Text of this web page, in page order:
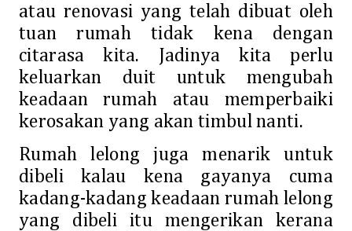
atau renovasi yang telah dibuat oleh
tuan rumah tidak kena dengan
citarasa kita. Jadinya kita perlu
keluarkan duit untuk mengubah
keadaan rumah atau memperbaiki
kerosakan yang akan timbul nanti.
Rumah lelong juga menarik untuk
dibeli kalau kena gayanya cuma
kadang-kadang keadaan rumah lelong
yang dibeli itu mengerikan kerana